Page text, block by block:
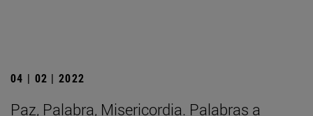
04 | 02 | 2022
Paz, Palabra, Misericordia. Palabras a